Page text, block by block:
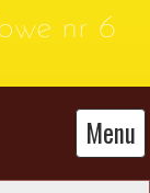
nr 6
Menu